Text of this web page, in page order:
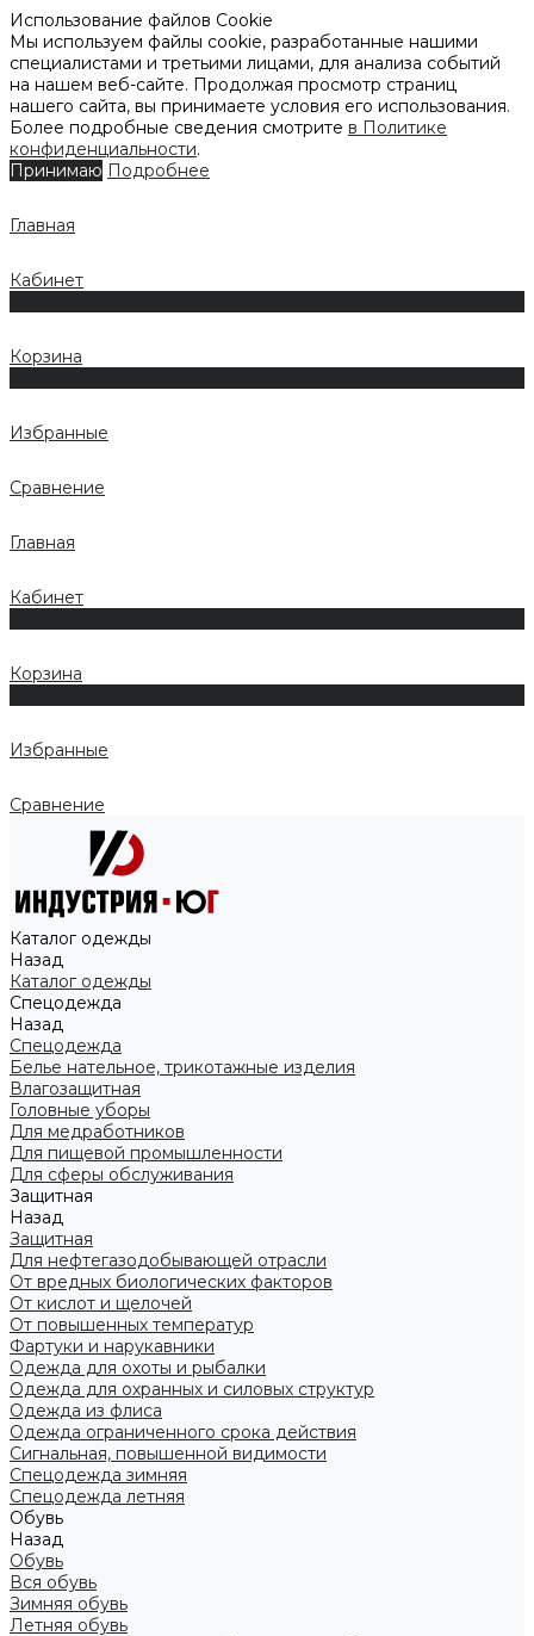
Использование файлов Cookie
Мы используем файлы cookie, разработанные нашими
специалистами и третьими лицами, для анализа событий
на нашем веб-сайте. Продолжая просмотр страниц
нашего сайта, вы принимаете условия его использования.
Более подробные сведения смотрите в Политике
конфиденциальности.
Принимаю Подробнее
Главная
Кабинет
Корзина
Избранные
Сравнение
Главная
Кабинет
Корзина
Избранные
Сравнение
Каталог одежды
Назад
Каталог одежды
Спецодежда
Назад
Спецодежда
Белье нательное, трикотажные изделия
Влагозащитная
Головные уборы
Для медработников
Для пищевой промышленности
Для сферы обслуживания
Защитная
Назад
Защитная
Для нефтегазодобывающей отрасли
От вредных биологических факторов
От кислот и щелочей
От повышенных температур
Фартуки и нарукавники
Одежда для охоты и рыбалки
Одежда для охранных и силовых структур
Одежда из флиса
Одежда ограниченного срока действия
Сигнальная, повышенной видимости
Спецодежда зимняя
Спецодежда летняя
Обувь
Назад
Обувь
Вся обувь
Зимняя обувь
Летняя обувь